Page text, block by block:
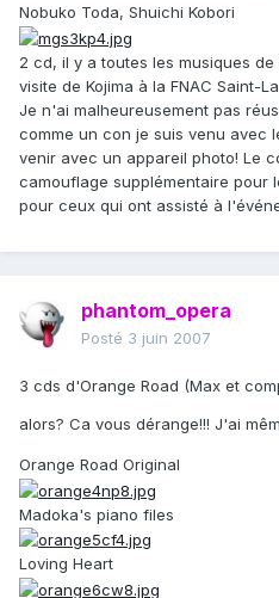
Nobuko Toda, Shuichi Kobori
2 cd, il y a toutes les musiques
visite de Kojima à la FNAC Saint-
Je n'ai malheureusement pas
comme un con je suis venu avec
venir avec un appareil photo! Le
camouflage supplémentaire pour
pour ceux qui ont assisté à
phantom_opera
Posté 3 juin 2007
3 cds d'Orange Road (Max et
alors? Ca vous dérange!!! J'ai
Orange Road Original
Madoka's piano files
Loving Heart